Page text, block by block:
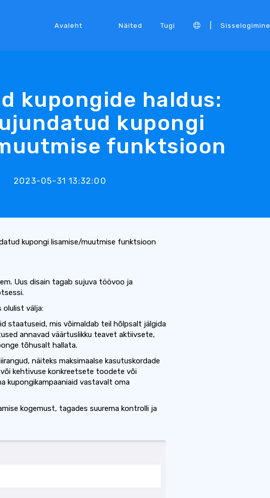
Avaleht Näited Tugi Sisselogimine
kupongide haldus:
kupongi
funktsioon
2023-05-31 13:32:00
kupongi lisamise/muutmise funktsioon
Uus disain tagab sujuva töövoo ja
olulist välja:
staatuseid, mis võimaldab teil hõlpsalt jälgida
annavad väärtuslikku teavet aktiivsete,
tõhusalt hallata.
näiteks maksimaalse kasutuskordade
kehtivuse konkreetsete toodete või
kupongikampaaniaid vastavalt oma
kogemust, tagades suurema kontrolli ja